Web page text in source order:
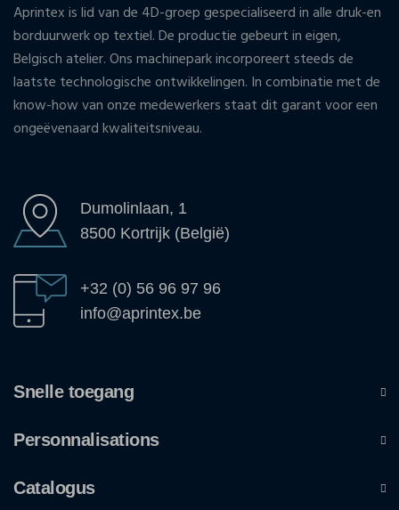
Aprintex is lid van de 4D-groep gespecialiseerd in alle druk-en
borduurwerk op textiel. De productie gebeurt in eigen,
Belgisch atelier. Ons machinepark incorporeert steeds de
laatste technologische ontwikkelingen. In combinatie met de
know-how van onze medewerkers staat dit garant voor een
ongeëvenaard kwaliteitsniveau.
Dumolinlaan, 1
8500 Kortrijk (België)
+32 (0) 56 96 97 96
info@aprintex.be
Snelle toegang
Personnalisations
Catalogus